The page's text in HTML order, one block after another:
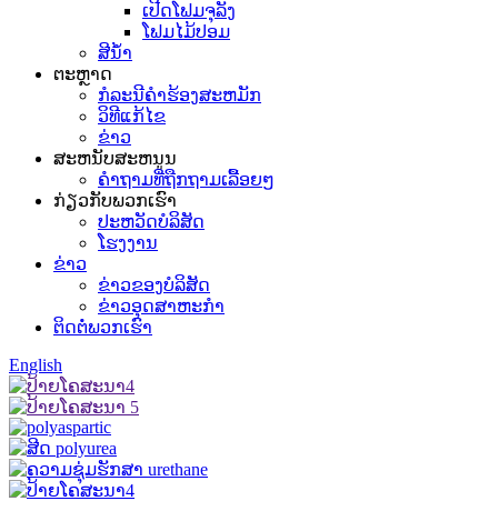
ເປີດໂຟມຈຸລັງ
ໂຟມໄມ້ປອມ
ສີນ້ຳ
ຕະຫຼາດ
ກໍລະນີຄໍາຮ້ອງສະຫມັກ
ວິທີແກ້ໄຂ
ຂ່າວ
ສະຫນັບສະຫນູນ
ຄໍາ​ຖາມ​ທີ່​ຖືກ​ຖາມ​ເລື້ອຍໆ
ກ່ຽວ​ກັບ​ພວກ​ເຮົາ
ປະ​ຫວັດ​ບໍ​ລິ​ສັດ
ໂຮງງານ
ຂ່າວ
ຂ່າວຂອງບໍລິສັດ
ຂ່າວອຸດສາຫະກໍາ
ຕິດ​ຕໍ່​ພວກ​ເຮົາ
English